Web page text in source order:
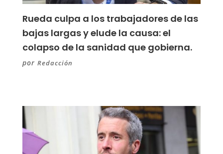
Rueda culpa a los trabajadores de las
bajas largas y elude la causa: el
colapso de la sanidad que gobierna.
por Redacción